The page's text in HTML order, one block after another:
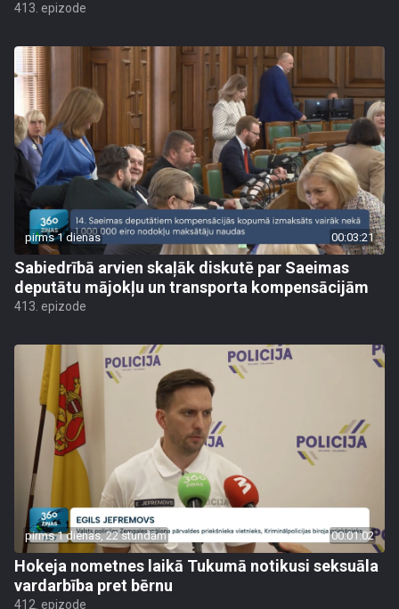
413. epizode
pirms 1 dienas 00:03:21
Sabiedrībā arvien skaļāk diskutē par Saeimas
deputātu mājokļu un transporta kompensācijām
413. epizode
pirms 1 dienas, 22 stundām 00:01:02
Hokeja nometnes laikā Tukumā notikusi seksuāla
vardarbība pret bērnu
412. epizode